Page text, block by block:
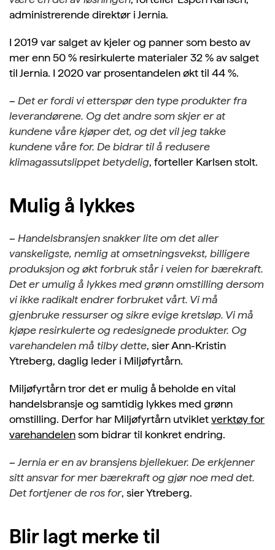
administrerende direktør i Jernia.
I 2019 var salget av kjeler og panner som besto av
mer enn 50 % resirkulerte materialer 32 % av salget
til Jernia. I 2020 var prosentandelen økt til 44 %.
– Det er fordi vi etterspør den type produkter fra
leverandørene. Og det andre som skjer er at
kundene våre kjøper det, og det vil jeg takke
kundene våre for. De bidrar til å redusere
klimagassutslippet betydelig, forteller Karlsen stolt.
Mulig å lykkes
– Handelsbransjen snakker lite om det aller
vanskeligste, nemlig at omsetningsvekst, billigere
produksjon og økt forbruk står i veien for bærekraft.
Det er umulig å lykkes med grønn omstilling dersom
vi ikke radikalt endrer forbruket vårt. Vi må
gjenbruke ressurser og sikre evige kretsløp. Vi må
kjøpe resirkulerte og redesignede produkter. Og
varehandelen må tilby dette, sier Ann-Kristin
Ytreberg, daglig leder i Miljøfyrtårn.
Miljøfyrtårn tror det er mulig å beholde en vital
handelsbransje og samtidig lykkes med grønn
omstilling. Derfor har Miljøfyrtårn utvikletverktøy for
varehandelensom bidrar til konkret endring.
–Jernia er en av bransjens bjellekuer. De erkjenner
sitt ansvar for mer bærekraft og gjør noe med det.
Det fortjener de ros for, sier Ytreberg.
Blir lagt merke til